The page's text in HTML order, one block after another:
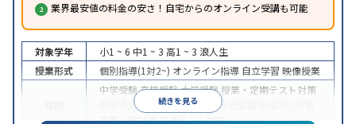
業界最安値の料金の安さ！自宅からのオンライン受講も可能
続きを見る
対象学年 小1 ~ 6 中1 ~ 3 高1 ~ 3 浪人生
授業形式
個別指導(1対2~) オンライン指導 自立学習 映像授業
中学受験高校受験大学受験 授業・定期テスト対策
内申点対策
学習習慣の定着
総合型選抜(旧AO)対策
推薦入試対策共通テスト対策